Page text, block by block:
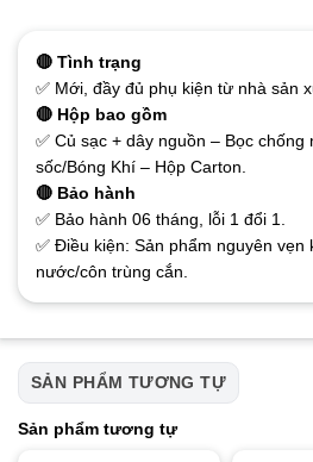
🔴 Tình trạng
✅ Mới, đầy đủ phụ kiện từ nhà sản
🔴 Hộp bao gồm
✅ Củ sạc + dây nguồn – Bọc chống
sốc/Bóng Khí – Hộp Carton.
🔴 Bảo hành
✅ Bảo hành 06 tháng, lỗi 1 đổi 1.
✅ Điều kiện: Sản phẩm nguyên vẹn
nước/côn trùng cắn.
SẢN PHẨM TƯƠNG TỰ
Sản phẩm tương tự